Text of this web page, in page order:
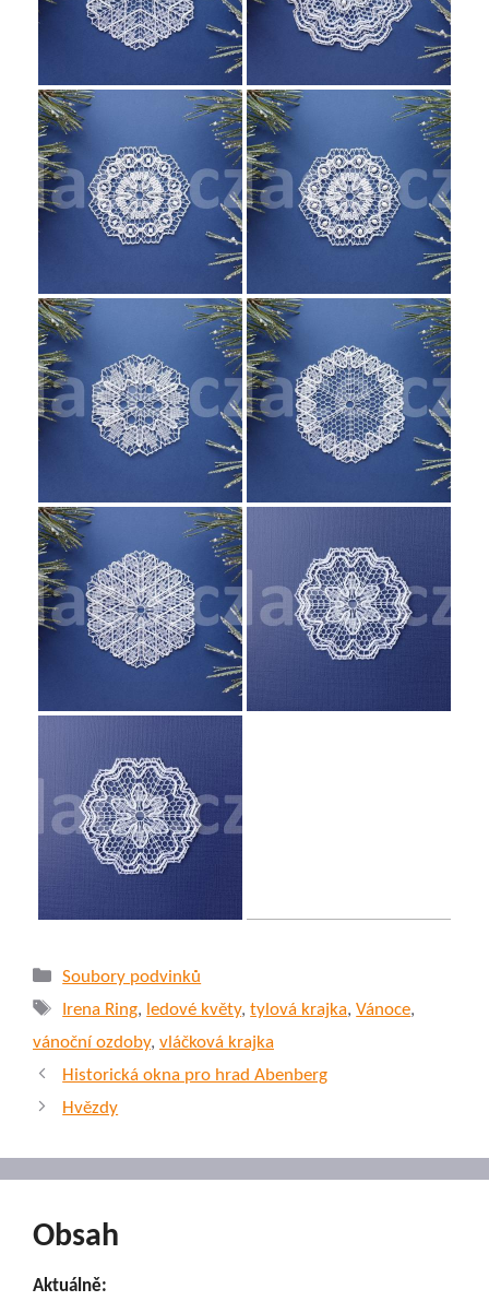
Rubriky
Soubory podvinků
Štítky
Irena Ring, ledové květy,tylová krajka,Vánoce,
vánoční ozdoby, vláčková krajka
Historická okna pro hrad Abenberg
Hvězdy
Obsah
Aktuálně: